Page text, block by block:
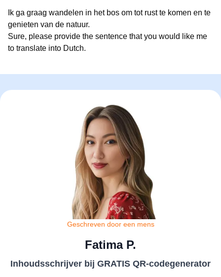
Ik ga graag wandelen in het bos om tot rust te komen en te
genieten van de natuur.
Sure, please provide the sentence that you would like me
to translate into Dutch.
Geschreven door een mens
Fatima P.
Inhoudsschrijver bij GRATIS QR-codegenerator